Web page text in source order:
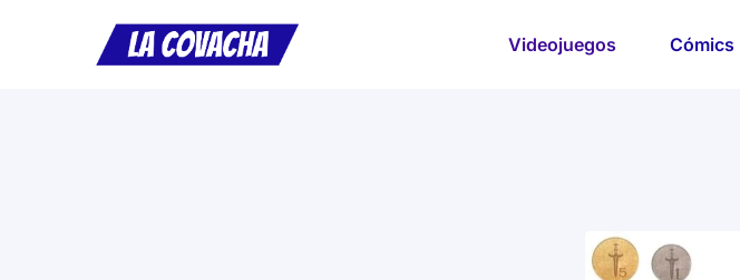
Videojuegos Cómics